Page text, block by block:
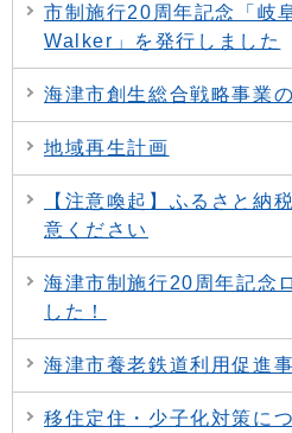
市制施行20周年記念「岐
Walker」を発行しました
海津市創生総合戦略事業
地域再生計画
【注意喚起】ふるさと納
意ください
海津市制施行20周年記念
した！
海津市養老鉄道利用促進
移住定住・少子化対策に